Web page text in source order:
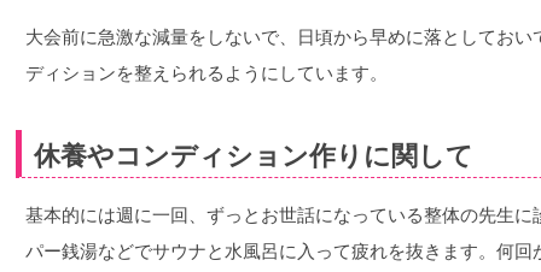
大会前に急激な減量をしないで、日頃から早めに落としてお
ディションを整えられるようにしています。
休養やコンディション作りに関して
基本的には週に一回、ずっとお世話になっている整体の先生
パー銭湯などでサウナと水風呂に入って疲れを抜きます。何